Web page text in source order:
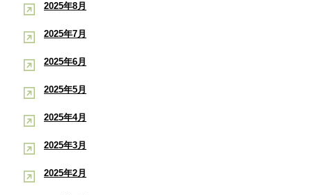
2025年8月
2025年7月
2025年6月
2025年5月
2025年4月
2025年3月
2025年2月